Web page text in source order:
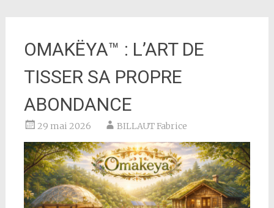
OMAKËYA™ : L’ART DE
TISSER SA PROPRE
ABONDANCE
29 mai 2026 BILLAUT Fabrice